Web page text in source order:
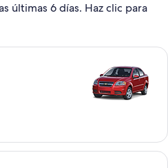
últimas 6 días. Haz clic para